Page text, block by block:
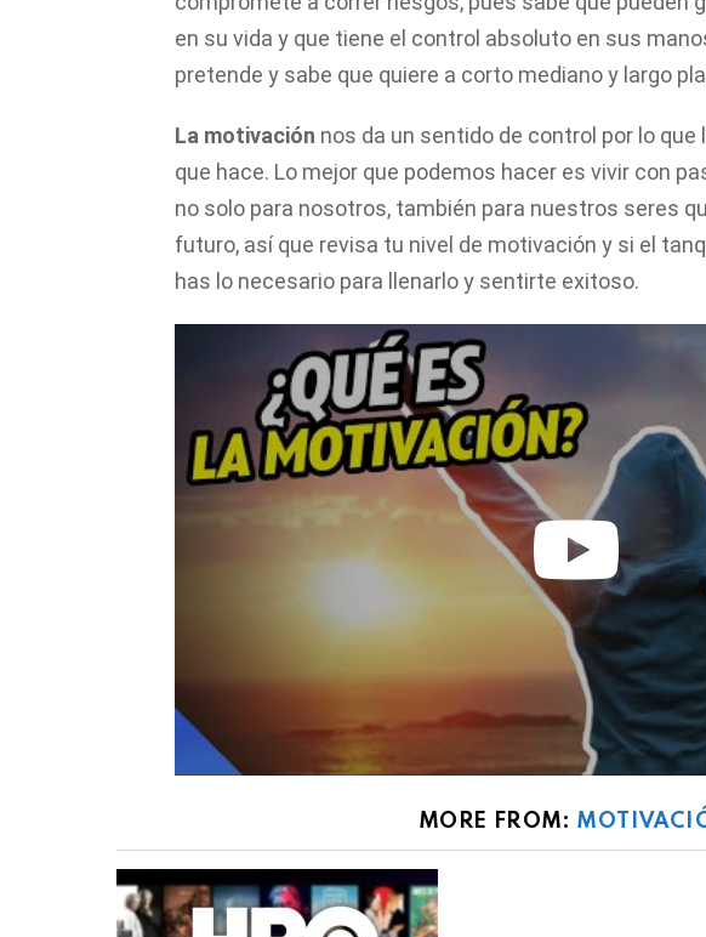
en su vida y que tiene el control absoluto en sus
pretende y sabe que quiere a corto mediano y largo
La motivación nos da un sentido de control por lo
que hace. Lo mejor que podemos hacer es vivir con
no solo para nosotros, también para nuestros seres
futuro, así que revisa tu nivel de motivación y si el
has lo necesario para llenarlo y sentirte exitoso.
MORE FROM: